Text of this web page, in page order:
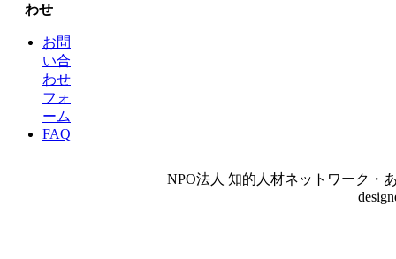
わせ
お問
い合
わせ
フォ
ーム
FAQ
NPO法人 知的人材ネットワーク・